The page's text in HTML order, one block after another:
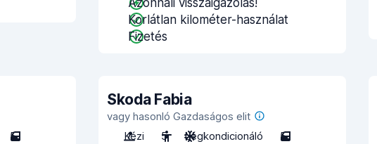
Azonnali visszaigazolás!
Korlátlan kilométer-használat
Fizetés
5
Skoda Fabia
vagy hasonló Gazdaságos elit
Kézi
5 Légkondicionáló 5